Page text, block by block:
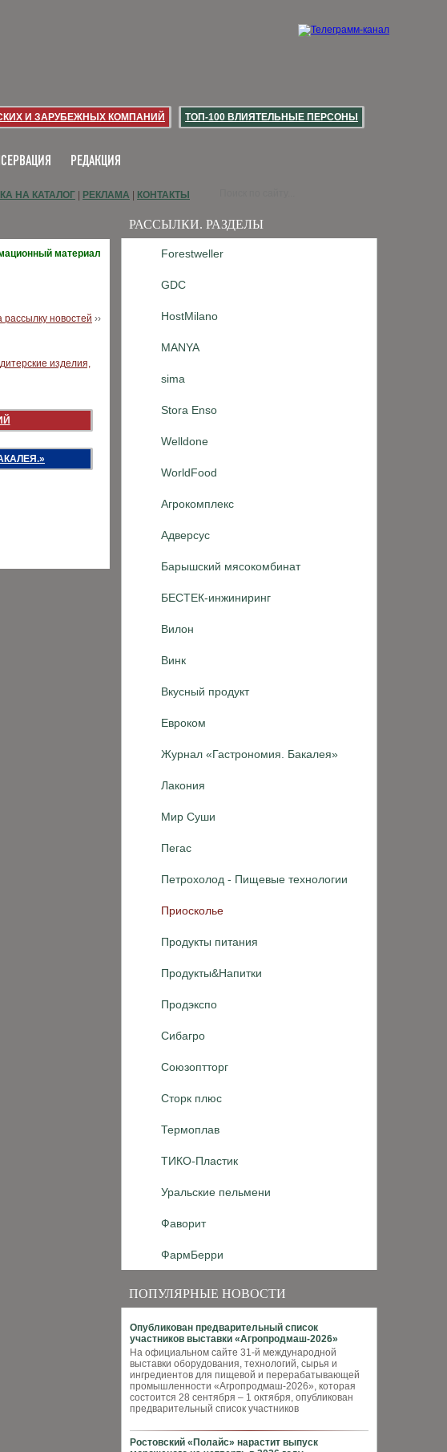
И ЗАРУБЕЖНЫХ КОМПАНИЙ ТОП-100 ВЛИЯТЕЛЬНЫЕ ПЕРСОНЫ
РЕДАКЦИЯ
РАССЫЛКИ. РАЗДЕЛЫ
Forestweller
GDC
HostMilano
MANYA
sima
Stora Enso
Welldone
WorldFood
Агрокомплекс
Адверсус
Барышский мясокомбинат
БЕСТЕК-инжиниринг
Вилон
Винк
Вкусный продукт
Евроком
Журнал «Гастрономия. Бакалея»
Лакония
Мир Суши
Пегас
Петрохолод - Пищевые технологии
Приосколье
Продукты питания
Продукты&Напитки
Продэкспо
Сибагро
Союзоптторг
Сторк плюс
Термоплав
ТИКО-Пластик
Уральские пельмени
Фаворит
ФармБерри
ПОПУЛЯРНЫЕ НОВОСТИ
Опубликован предварительный список
участников выставки «Агропродмаш-2026»
На официальном сайте 31-й международной
выставки оборудования, технологий, сырья и
ингредиентов для пищевой и перерабатывающей
промышленности «Агропродмаш-2026», которая
состоится 28 сентября – 1 октября, опубликован
предварительный список участников
Ростовский «Полайс» нарастит выпуск
НА КАТАЛОГ РЕКЛАМА КОНТАКТЫ
материал
рассылку новостей ››